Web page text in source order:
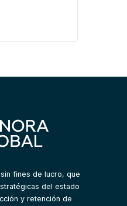
fines de lucro, que
del estado
y retención de